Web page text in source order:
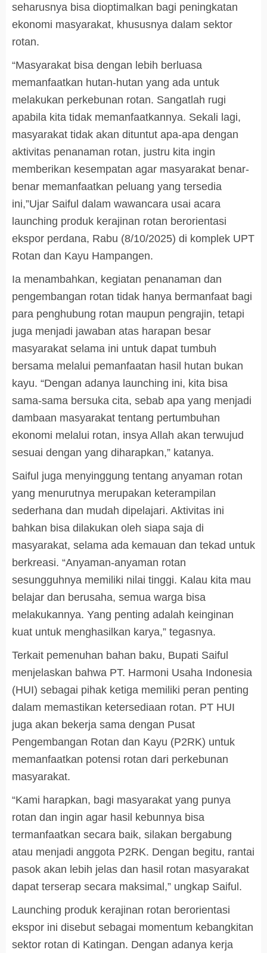
seharusnya bisa dioptimalkan bagi peningkatan
ekonomi masyarakat, khususnya dalam sektor
rotan.
“Masyarakat bisa dengan lebih berluasa
memanfaatkan hutan-hutan yang ada untuk
melakukan perkebunan rotan. Sangatlah rugi
apabila kita tidak memanfaatkannya. Sekali lagi,
masyarakat tidak akan dituntut apa-apa dengan
aktivitas penanaman rotan, justru kita ingin
memberikan kesempatan agar masyarakat benar-
benar memanfaatkan peluang yang tersedia
ini,”Ujar Saiful dalam wawancara usai acara
launching produk kerajinan rotan berorientasi
ekspor perdana, Rabu (8/10/2025) di komplek UPT
Rotan dan Kayu Hampangen.
Ia menambahkan, kegiatan penanaman dan
pengembangan rotan tidak hanya bermanfaat bagi
para penghubung rotan maupun pengrajin, tetapi
juga menjadi jawaban atas harapan besar
masyarakat selama ini untuk dapat tumbuh
bersama melalui pemanfaatan hasil hutan bukan
kayu. “Dengan adanya launching ini, kita bisa
sama-sama bersuka cita, sebab apa yang menjadi
dambaan masyarakat tentang pertumbuhan
ekonomi melalui rotan, insya Allah akan terwujud
sesuai dengan yang diharapkan,” katanya.
Saiful juga menyinggung tentang anyaman rotan
yang menurutnya merupakan keterampilan
sederhana dan mudah dipelajari. Aktivitas ini
bahkan bisa dilakukan oleh siapa saja di
masyarakat, selama ada kemauan dan tekad untuk
berkreasi. “Anyaman-anyaman rotan
sesungguhnya memiliki nilai tinggi. Kalau kita mau
belajar dan berusaha, semua warga bisa
melakukannya. Yang penting adalah keinginan
kuat untuk menghasilkan karya,” tegasnya.
Terkait pemenuhan bahan baku, Bupati Saiful
menjelaskan bahwa PT. Harmoni Usaha Indonesia
(HUI) sebagai pihak ketiga memiliki peran penting
dalam memastikan ketersediaan rotan. PT HUI
juga akan bekerja sama dengan Pusat
Pengembangan Rotan dan Kayu (P2RK) untuk
memanfaatkan potensi rotan dari perkebunan
masyarakat.
“Kami harapkan, bagi masyarakat yang punya
rotan dan ingin agar hasil kebunnya bisa
termanfaatkan secara baik, silakan bergabung
atau menjadi anggota P2RK. Dengan begitu, rantai
pasok akan lebih jelas dan hasil rotan masyarakat
dapat terserap secara maksimal,” ungkap Saiful.
Launching produk kerajinan rotan berorientasi
ekspor ini disebut sebagai momentum kebangkitan
sektor rotan di Katingan. Dengan adanya kerja